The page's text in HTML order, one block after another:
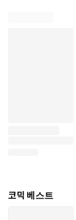
코믹 베스트